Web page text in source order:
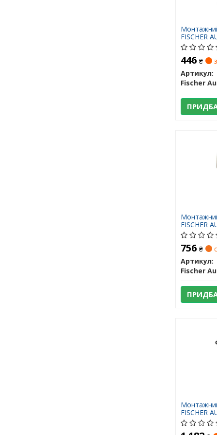
FISCHER
446 ₴
Артикул:
FISCHER
756 ₴
Артикул:
FISCHER